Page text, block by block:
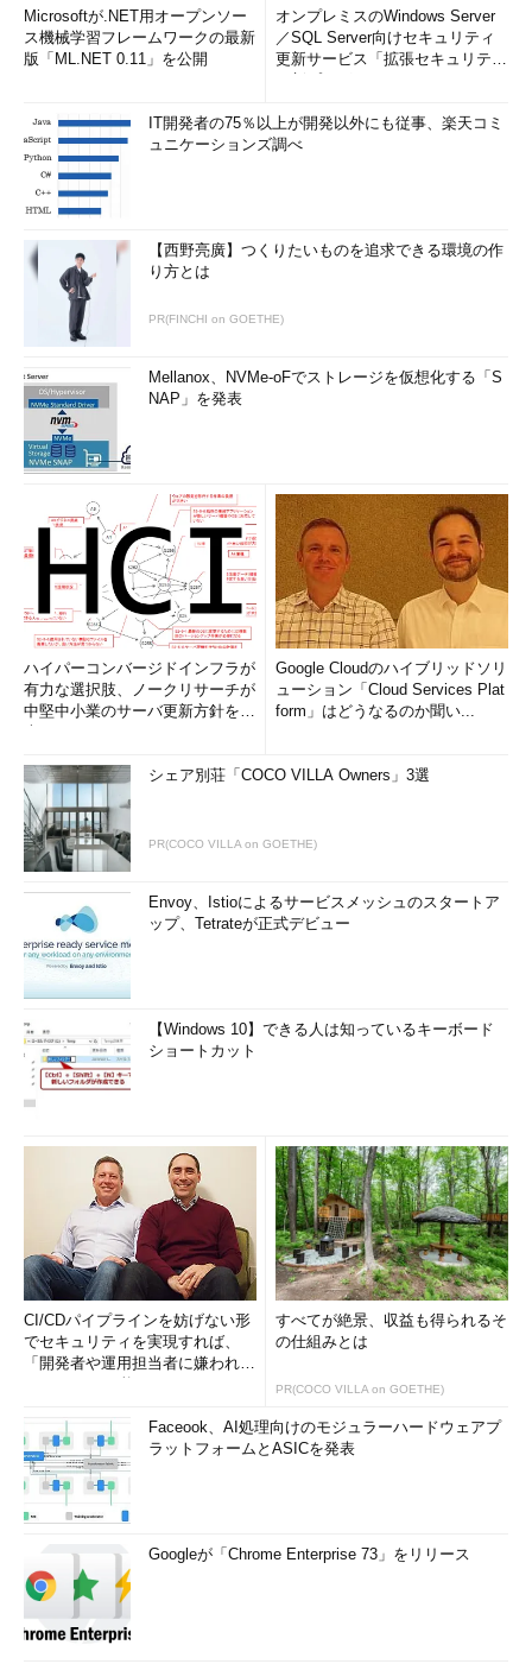
Microsoftが.NET用オープンソー
ス機械学習フレームワークの最新
版「ML.NET 0.11」を公開
オンプレミスのWindows Server
／SQL Server向けセキュリティ
更新サービス「拡張セキュリティ
IT開発者の75％以上が開発以外にも従事、楽天コミ
ュニケーションズ調べ
【西野亮廣】つくりたいものを追求できる環境の作
り方とは
PR(FINCHI on GOETHE)
Mellanox、NVMe-oFでストレージを仮想化する「S
NAP」を発表
ハイパーコンバージドインフラが
有力な選択肢、ノークリサーチが
中堅中小業のサーバ更新方針を調
Google Cloudのハイブリッドソリ
ューション「Cloud Services Plat
form」はどうなるのか聞い...
シェア別荘「COCO VILLA Owners」3選
PR(COCO VILLA on GOETHE)
Envoy、Istioによるサービスメッシュのスタートア
ップ、Tetrateが正式デビュー
【Windows 10】できる人は知っているキーボード
ショートカット
CI/CDパイプラインを妨げない形
でセキュリティを実現すれば、
「開発者や運用担当者に嫌われな
すべてが絶景、収益も得られるそ
の仕組みとは
PR(COCO VILLA on GOETHE)
Faceook、AI処理向けのモジュラーハードウェアプ
ラットフォームとASICを発表
Googleが「Chrome Enterprise 73」をリリース